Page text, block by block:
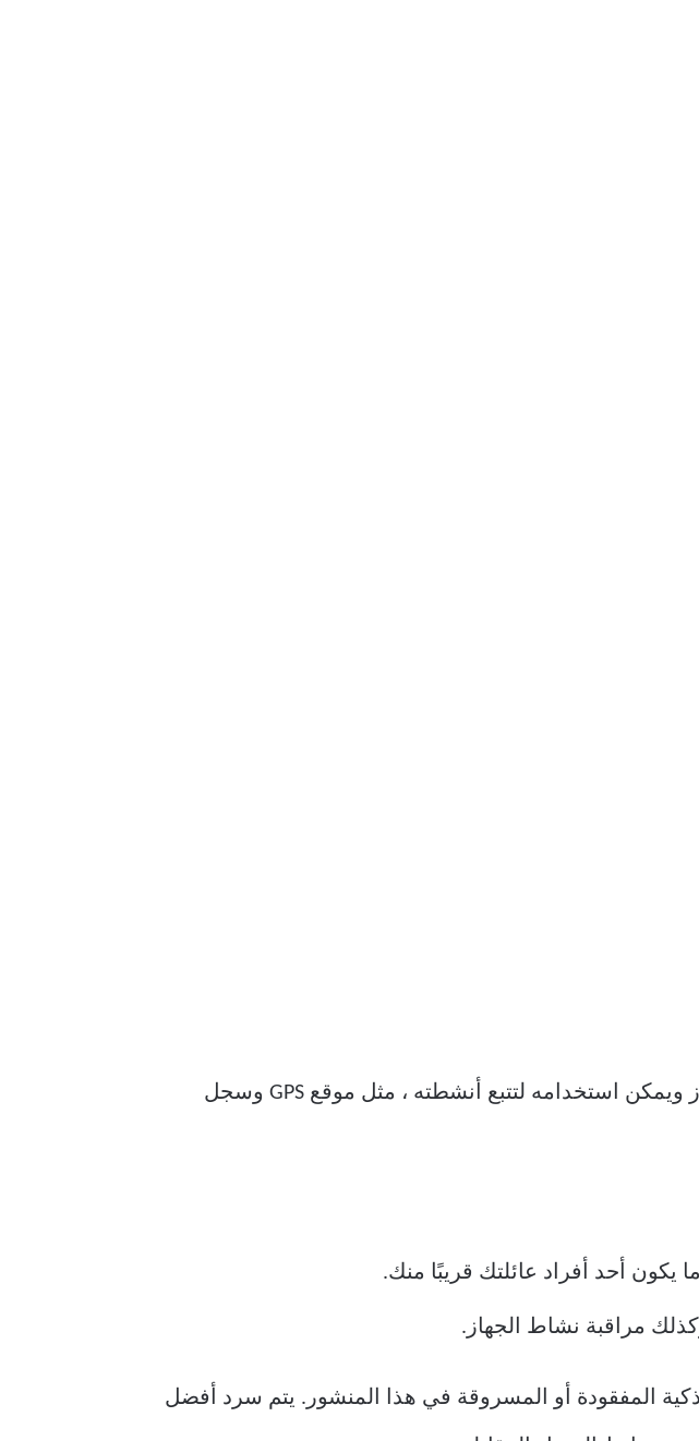
تطبيق تتبع الهاتف المحمول هو جزء من البرنامج يمكن تثبيته على جهاز ويمكن استخدامه لتتبع أنشطته ، مثل موقع GPS وسجل
مراقبة نشاط الجهاز.
المفقودة أو المسروقة في هذا المنشور. يتم سرد أفضل